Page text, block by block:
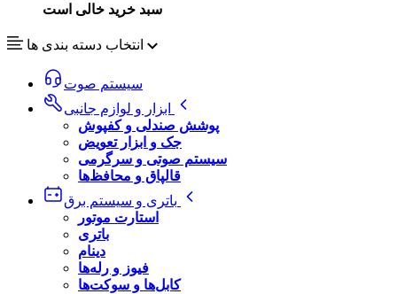
سبد خرید خالی است
انتخاب دسته بندی ها
سیستم صوت
پوشش صندلی و کفپوش
جک و ابزار تعویض
سیستم صوتی و سرگرمی
قالپاق و محافظ‌ها
استارت موتور
باتری
دینام
فیوز و رله‌ها
کابل‌ها و سوکت‌ها